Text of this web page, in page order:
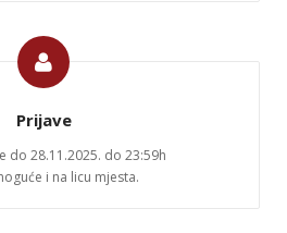
Prijave
do 28.11.2025. do 23:59h
i na licu mjesta.